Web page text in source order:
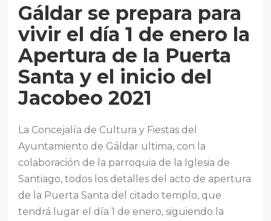
Gáldar se prepara para
vivir el día 1 de enero la
Apertura de la Puerta
Santa y el inicio del
Jacobeo 2021
La Concejalía de Cultura y Fiestas del
Ayuntamiento de Gáldar ultima, con la
colaboración de la parroquia de la Iglesia de
Santiago, todos los detalles del acto de apertura
de la Puerta Santa del citado templo, que
tendrá lugar el día 1 de enero, siguiendo la